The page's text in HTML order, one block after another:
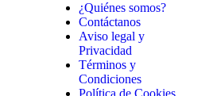
¿Quiénes somos?
Contáctanos
Aviso legal y
Privacidad
Términos y
Condiciones